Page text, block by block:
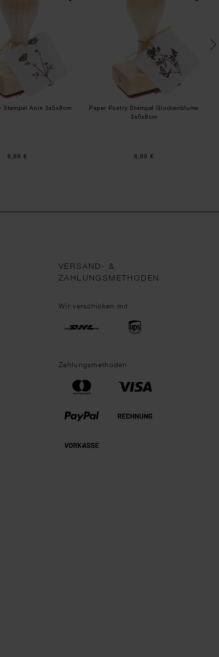
Stempel Anis 3x5x8cm
8,99 €
Paper Poetry Stempel Glockenblume
3x5x8cm
8,99 €
VERSAND- &
ZAHLUNGSMETHODEN
Wir verschicken mit
Zahlungsmethoden